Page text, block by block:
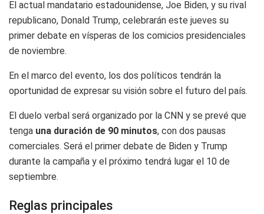
El actual mandatario estadounidense, Joe Biden, y su rival
republicano, Donald Trump, celebrarán este jueves su
primer debate en vísperas de los comicios presidenciales
de noviembre.
En el marco del evento, los dos políticos tendrán la
oportunidad de expresar su visión sobre el futuro del país.
El duelo verbal será organizado por la CNN y se prevé que
tenga una duración de 90 minutos, con dos pausas
comerciales. Será el primer debate de Biden y Trump
durante la campaña y el próximo tendrá lugar el 10 de
septiembre.
Reglas principales